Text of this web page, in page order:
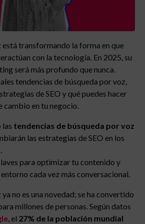
está transformando la forma en que
con la tecnología. En 2025, su
será más profundo que nunca.
tendencias de búsqueda por voz,
de SEO y qué puedes hacer
cambio en tu negocio.
las tendencias de búsqueda por voz
las estrategias de SEO en los
para optimizar tu contenido y
cada vez más conversacional.
no es una novedad; se ha convertido
millones de personas. Según datos
, el 27% de la población mundial